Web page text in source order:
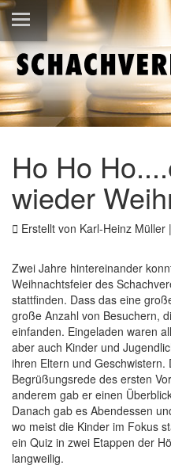
Ho Ho
wieder
Erstellt von Karl-Heinz Müller |
Zwei Jahre hintereinander
Weihnachtsfeier des
stattfinden. Dass das eine
große Anzahl von Besuchern,
einfanden. Eingeladen waren
aber auch Kinder und
ihren Eltern und
Begrüßungsrede des ersten
anderem gab er einen
Danach gab es Abendessen
wo meist die Kinder im Fokus
ein Quiz in zwei Etappen der
langweilig.